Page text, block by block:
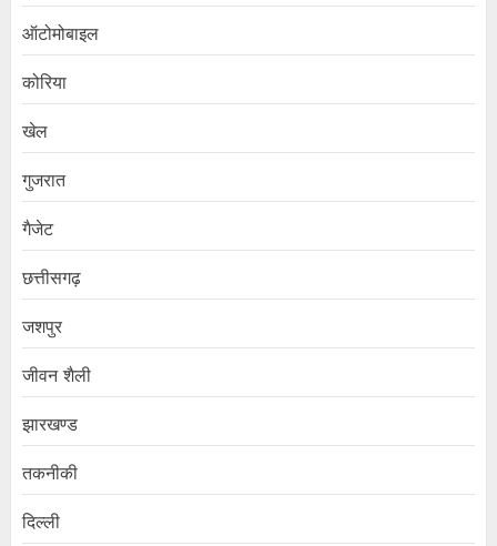
ऑटोमोबाइल
कोरिया
खेल
गुजरात
गैजेट
छत्तीसगढ़
जशपुर
जीवन शैली
झारखण्ड
तकनीकी
दिल्ली